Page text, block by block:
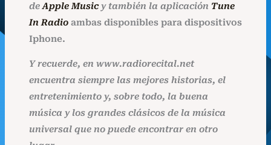
deApple Musicy también la aplicación Tune
In Radio ambas disponibles para dispositivos
Iphone.
Y recuerde, en www.radiorecital.net
encuentra siempre las mejores historias, el
entretenimiento y, sobre todo, la buena
música y los grandes clásicos de la música
universal que no puede encontrar en otro